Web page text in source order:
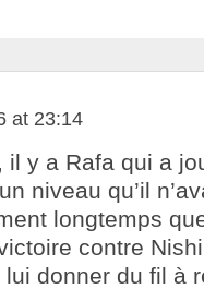
at 23:14
il y a Rafa qui a
niveau qu’il
longtemps
contre
donner du fil à